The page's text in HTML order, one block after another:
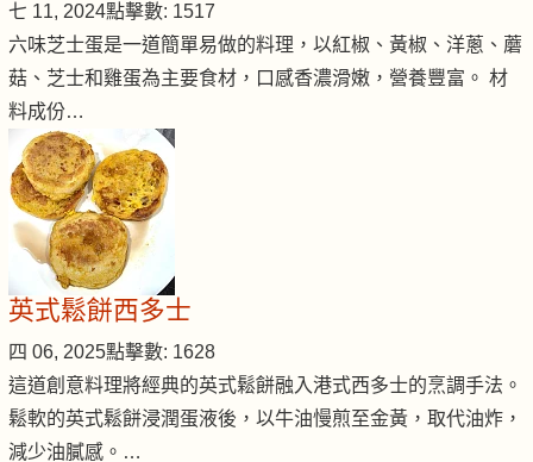
七 11, 2024點擊數: 1517
六味芝士蛋是一道簡單易做的料理，以紅椒、黃椒、洋蔥、蘑
菇、芝士和雞蛋為主要食材，口感香濃滑嫩，營養豐富。 材
料成份…
英式鬆餅西多士
四 06, 2025點擊數: 1628
這道創意料理將經典的英式鬆餅融入港式西多士的烹調手法。
鬆軟的英式鬆餅浸潤蛋液後，以牛油慢煎至金黃，取代油炸，
減少油膩感。…